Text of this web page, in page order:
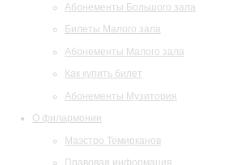
Абонементы Большого зала
Билеты Малого зала
Абонементы Малого зала
Как купить билет
Абонементы Музитория
О филармонии
Маэстро Темирканов
Правовая информация